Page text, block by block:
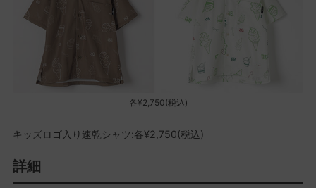
各¥2,750(税込)
キッズロゴ入り速乾シャツ:各¥2,750(税込)
詳細